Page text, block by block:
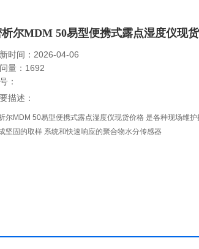
尔MDM 50易型便携式露点湿度仪现
时间：2026-04-06
量：1692
：
描述：
尔MDM 50易型便携式露点湿度仪现货价格 是各种现场维护
坚固的取样 系统和快速响应的聚合物水分传感器